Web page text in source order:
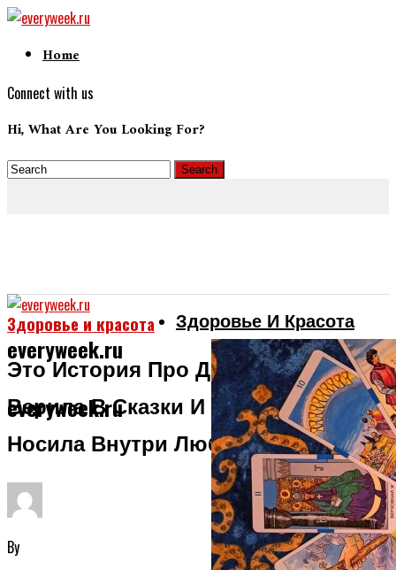
Home
Connect with us
Hi, What Are You Looking For?
everyweek.ru
everyweek.ru
Здоровье И Красота
Здоровье и красота
Это История Про Девочку, Что
Верила В Сказки И Всегда, Везде
Носила Внутри Любовь
By